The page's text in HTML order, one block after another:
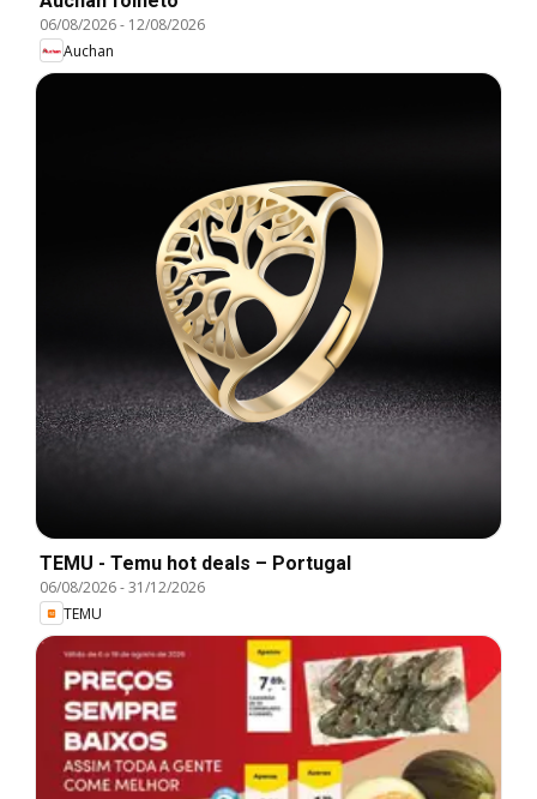
06/08/2026- 12/08/2026
Auchan
TEMU - Temu hot deals – Portugal
06/08/2026-31/12/2026
TEMU